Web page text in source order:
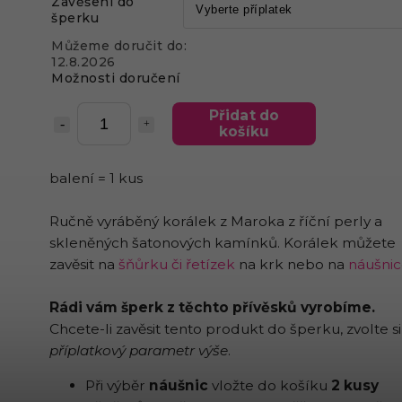
šperku
Můžeme doručit do:
12.8.2026
Možnosti doručení
Přidat do
košíku
balení = 1 kus
Ručně vyráběný korálek z Maroka z říční perly a
skleněných šatonových kamínků. Korálek můžete
zavěsit na šňůrku či řetízek na krk nebo na
Rádi vám šperk z těchto přívěsků vyrobíme.
Chcete-li zavěsit tento produkt do šperku, zvolte si
příplatkový parametr výše.
Při výběr náušnic vložte do košíku 2 kusy